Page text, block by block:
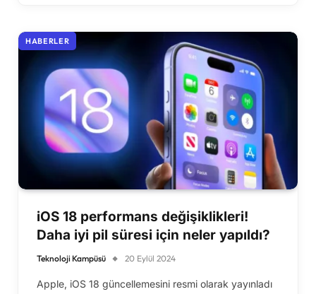
HABERLER
iOS 18 performans değişiklikleri!
Daha iyi pil süresi için neler yapıldı?
Teknoloji Kampüsü 20 Eylül 2024
Apple, iOS 18 güncellemesini resmi olarak yayınladı